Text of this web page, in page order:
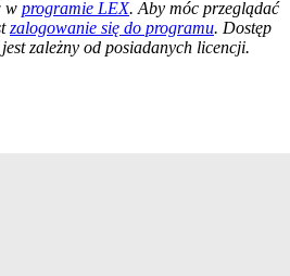
w programie LEX. Aby móc przeglądać
zalogowanie się do programu. Dostęp
zależny od posiadanych licencji.